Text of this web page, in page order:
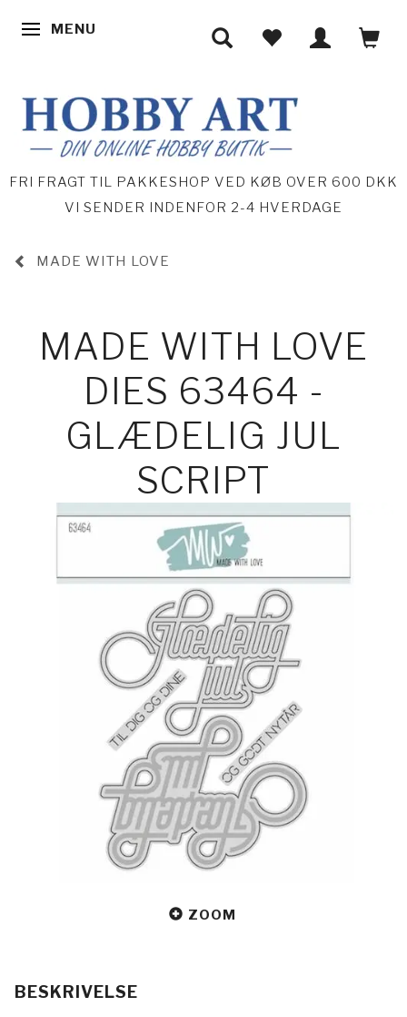
SKIFTE NAVIGATION
MENU
FRI FRAGT TIL PAKKESHOP VED KØB OVER 600 DKK
VI SENDER INDENFOR 2-4 HVERDAGE
MADE WITH LOVE
MADE WITH LOVE
DIES 63464 -
GLÆDELIG JUL
SCRIPT
ZOOM
BESKRIVELSE